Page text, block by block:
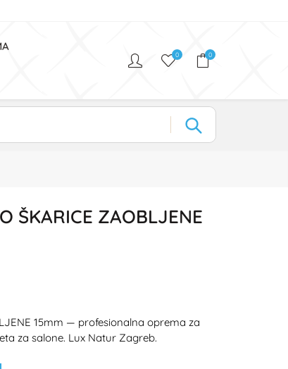
0 0
ŠKARICE ZAOBLJENE
15mm — profesionalna oprema za
za salone. Lux Natur Zagreb.